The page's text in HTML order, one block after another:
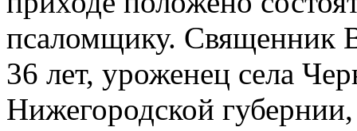
псаломщику. Священник
36 лет, уроженец села
Нижегородской